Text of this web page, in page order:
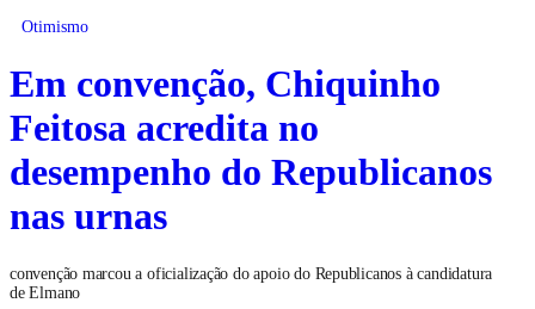
Otimismo
Em convenção, Chiquinho
Feitosa acredita no
desempenho do Republicanos
nas urnas
convenção marcou a oficialização do apoio do Republicanos à candidatura
de Elmano